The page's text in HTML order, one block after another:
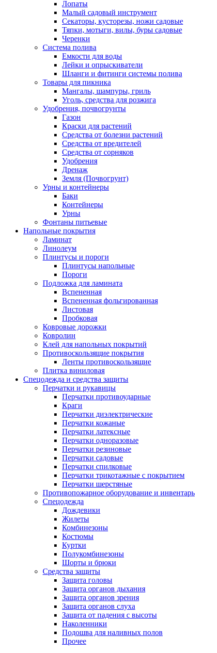
Лопаты
Малый садовый инструмент
Секаторы, кусторезы, ножи садовые
Тяпки, мотыги, вилы, буры садовые
Черенки
Система полива
Емкости для воды
Лейки и опрыскиватели
Шланги и фитинги системы полива
Товары для пикника
Мангалы, шампуры, гриль
Уголь, средства для розжига
Удобрения, почвогрунты
Газон
Краски для растений
Средства от болезни растений
Средства от вредителей
Средства от сорняков
Удобрения
Дренаж
Земля (Почвогрунт)
Урны и контейнеры
Баки
Контейнеры
Урны
Фонтаны питьевые
Напольные покрытия
Ламинат
Линолеум
Плинтусы и пороги
Плинтусы напольные
Пороги
Подложка для ламината
Вспененная
Вспененная фольгированная
Листовая
Пробковая
Ковровые дорожки
Ковролин
Клей для напольных покрытий
Противоскользящие покрытия
Ленты противоскользящие
Плитка виниловая
Спецодежда и средства защиты
Перчатки и рукавицы
Перчатки противоударные
Краги
Перчатки диэлектрические
Перчатки кожаные
Перчатки латексные
Перчатки одноразовые
Перчатки резиновые
Перчатки садовые
Перчатки спилковые
Перчатки трикотажные с покрытием
Перчатки шерстяные
Противопожарное оборудование и инвентарь
Спецодежда
Дождевики
Жилеты
Комбинезоны
Костюмы
Куртки
Полукомбинезоны
Шорты и брюки
Средства защиты
Защита головы
Защита органов дыхания
Защита органов зрения
Защита органов слуха
Защита от падения с высоты
Наколенники
Подошва для наливных полов
Прочее